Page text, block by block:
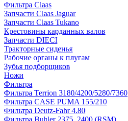
Фильтра Claas
Запчасти Claas Jaguar
Запчасти Claas Tukano
Крестовины карданных валов
Запчасти DIECI
Тракторные сиденья
Рабочие органы к плугам
Зубья подборщиков
Ножи
Фильтра
Фильтра Terrion 3180/4200/5280/7360
Фильтра CASE PUMA 155/210
Фильтра Deutz-Fahr 4.80
Фильтра Buhler 2375. 2400 (RSM)